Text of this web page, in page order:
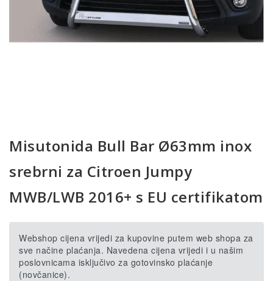
Misutonida Bull Bar Ø63mm inox
srebrni za Citroen Jumpy
MWB/LWB 2016+ s EU certifikatom
Webshop cijena vrijedi za kupovine putem web shopa za
sve načine plaćanja. Navedena cijena vrijedi i u našim
poslovnicama isključivo za gotovinsko plaćanje
(novčanice).